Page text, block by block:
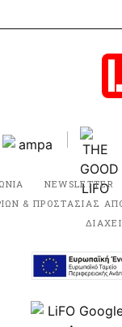
NEWSLETTER
& ΠΡΟΣΤΑΣΙΑΣ